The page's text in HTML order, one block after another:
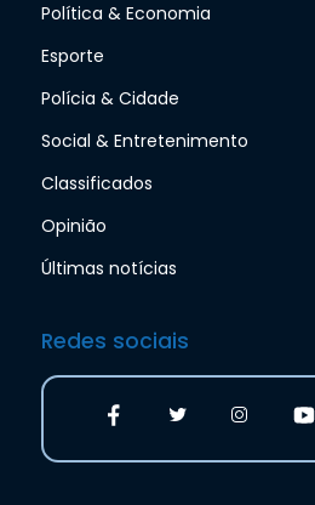
Política & Economia
Esporte
Polícia & Cidade
Social & Entretenimento
Classificados
Opinião
Últimas notícias
Redes sociais